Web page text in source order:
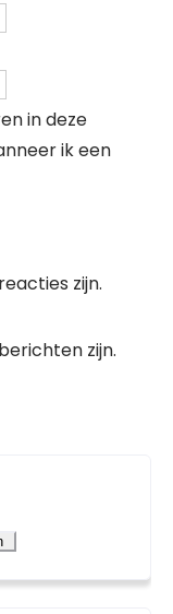
in deze
ik een
zijn.
zijn.